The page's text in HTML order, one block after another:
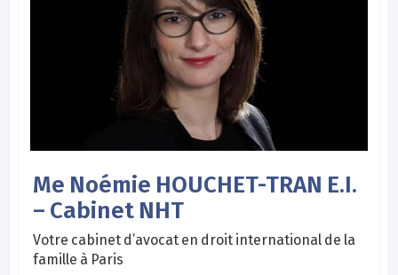
Me Noémie HOUCHET-TRAN E.I.
– Cabinet NHT
Votre cabinet d’avocat en droit international de la
famille à Paris